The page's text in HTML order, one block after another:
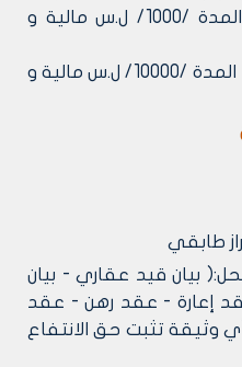
- الترخيص المؤقت محدود المدة /1000/ ل.س مالية و
- الترخيص المؤقت غير محدد المدة /10000/ ل.س مالية و
بيان قيد عقاري - بيان
إعارة - عقد رهن - عقد
وثيقة تثبت حق الانتفاع